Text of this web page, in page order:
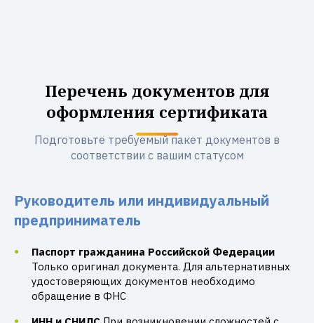
Перечень документов для
оформления сертификата
Подготовьте требуемый пакет документов в
соответствии с вашим статусом
Руководитель или индивидуальный
предприниматель
Паспорт гражданина Российской Федерации
Только оригинал документа. Для альтернативных
удостоверяющих документов необходимо
обращение в ФНС